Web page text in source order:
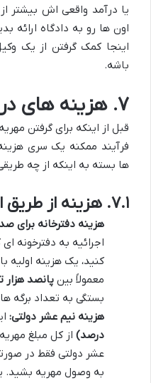
یا درآمد واقعی اش بیشتر
اون ها رو به دادگاه ارائه
اینجا کمک گرفتن از یک
باشه.
۷. هزینه های دریافت مهریه
قبل از اینکه برای گرفتن
فرآیند ممکنه یک سری
ها بسته به اینکه از چه
۷.۱. هزینه از طریق اجرای ثبت
هزینه دفترخانه برای
اجرائیه به دفترخونه
کنید، یک هزینه اولیه
معمولاً بینپانصد هزار
بستگی به تعداد برگه
هزینه نیم عشر دولتی:
درصد) از کل مبلغ
عشر دولتی فقط در
به وصول مهریه بشید.